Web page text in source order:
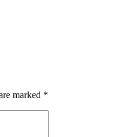
marked *